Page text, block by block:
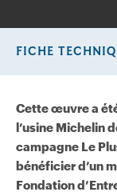
Cette œuvre a
l’usine Michelin
campagne Le
bénéficier d’un
Fondation
FICHE